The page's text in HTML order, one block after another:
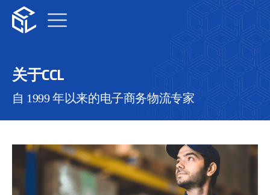
关于CCL
自 1999 年以来的电子商务物流专家